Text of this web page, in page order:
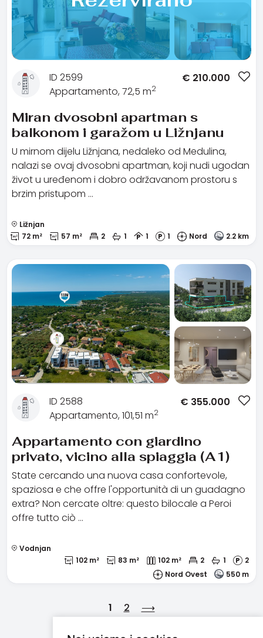
ID 2599
Appartamento, 72,5 m2
€ 210.000
Miran dvosobni apartman s
balkonom i garažom u Ližnjanu
U mirnom dijelu Ližnjana, nedaleko od Medulina,
nalazi se ovaj dvosobni apartman, koji nudi ugodan
život u uređenom i dobro održavanom prostoru s
brzim pristupom …
Ližnjan
72 m²
57 m² 2 1 1 1 Nord 2.2 km
ID 2588
Appartamento, 101,51 m2
€ 355.000
Appartamento con giardino
privato, vicino alla spiaggia (A1)
State cercando una nuova casa confortevole,
spaziosa e che offre l'opportunità di un guadagno
extra? Non cercate oltre: questo bilocale a Peroi
offre tutto ciò …
Vodnjan
102 m²
83 m² 102 m² 2 1
2
Nord Ovest
550 m
1 2 ⟶